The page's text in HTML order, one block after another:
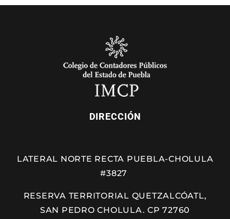
DIRECCIÓN
LATERAL NORTE RECTA PUEBLA-CHOLULA
#3827
RESERVA TERRITORIAL QUETZALCÓATL,
SAN PEDRO CHOLULA. CP 72760